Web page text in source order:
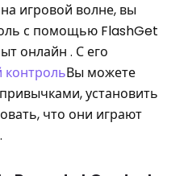
игровой волне, вы
с помощью FlashGet
онлайн . С его
контрольВы можете
установить
что они играют